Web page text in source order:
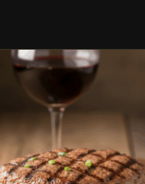
Steak haché maison :
recette terroir accords
vins du Sud